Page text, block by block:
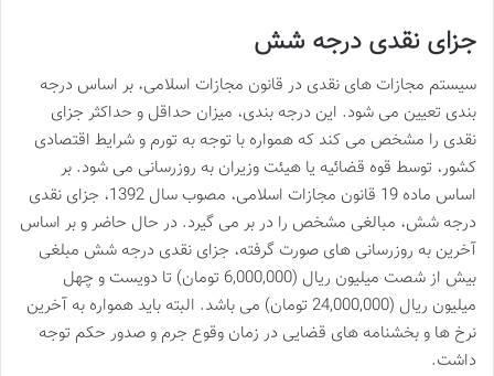
جزای نقدی درجه شش
سیستم مجازات های نقدی در قانون مجازات اسلامی، بر اساس درجه
بندی تعیین می شود. این درجه بندی، میزان حداقل و حداکثر جزای
نقدی را مشخص می کند که همواره با توجه به تورم و شرایط اقتصادی
کشور، توسط قوه قضائیه یا هیئت وزیران به روزرسانی می شود. بر
اساس ماده 19 قانون مجازات اسلامی، مصوب سال 1392، جزای نقدی
درجه شش، مبالغی مشخص را در بر می گیرد. در حال حاضر و بر اساس
آخرین به روزرسانی های صورت گرفته، جزای نقدی درجه شش مبلغی
بیش از شصت میلیون ریال (6,000,000 تومان) تا دویست و چهل
میلیون ریال (24,000,000 تومان) می باشد. البته باید همواره به آخرین
نرخ ها و بخشنامه های قضایی در زمان وقوع جرم و صدور حکم توجه
داشت.